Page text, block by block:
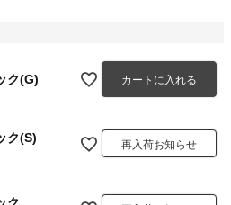
ク(G) カートに入れる
ク(S)
再入荷お知らせ
ク